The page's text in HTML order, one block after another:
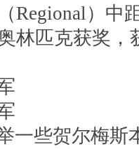
Regional）中
林匹克获奖，
一些贺尔梅斯